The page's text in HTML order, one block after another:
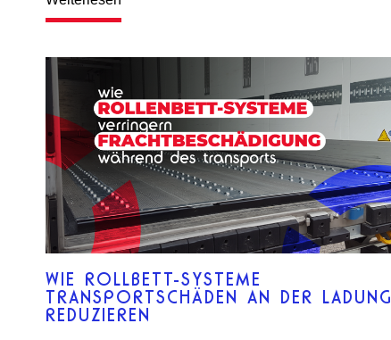
WIE ROLLBETT-SYSTEME
TRANSPORTSCHÄDEN AN DER LADUNG
REDUZIEREN